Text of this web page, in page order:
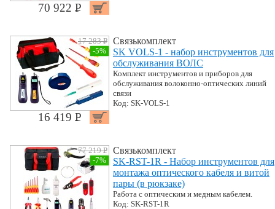
70 922 P УБ.
17 283 PУБ.
-5%
16 419 P УБ.
Связькомплект
SK VOLS-1 - набор инструментов для
обслуживания ВОЛС
Комплект инструментов и приборов для
обслуживания волоконно-оптических линий
связи
Код: SK-VOLS-1
77 219 PУБ.
-7%
Связькомплект
SK-RST-1R - Набор инструментов для
монтажа оптического кабеля и витой
пары (в рюкзаке)
Работа с оптическим и медным кабелем.
Код: SK-RST-1R